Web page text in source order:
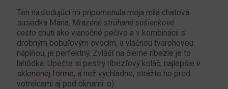
Ten nasledujúci mi pripomenula moja milá chatová
susedka Mária. Mrazené strúhané sušienkové
cesto chutí ako vianočné pečivo a v kombinácii s
drobným bobuľovým ovocím, a vláčnou tvarohovou
náplňou, je perfektný. Zvlášť na čierne ríbezle je to
lahôdka. Upečte si pestrý ríbezľový koláč, najlepšie v
sklenenej forme, a než vychladne, strážte ho pred
votrelcami aj pod oknami :o)